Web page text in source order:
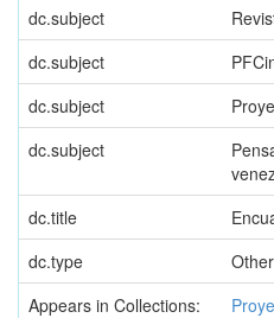
dc.subject
dc.subject
dc.subject
dc.subject
dc.title
dc.type
Other
Appears in Collections: